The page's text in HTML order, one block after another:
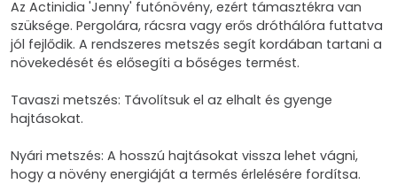
Az Actinidia 'Jenny' futónövény, ezért támasztékra van
szüksége. Pergolára, rácsra vagy erős dróthálóra futtatva
jól fejlődik. A rendszeres metszés segít kordában tartani a
növekedését és elősegíti a bőséges termést.
Tavaszi metszés: Távolítsuk el az elhalt és gyenge
hajtásokat.
Nyári metszés: A hosszú hajtásokat vissza lehet vágni,
hogy a növény energiáját a termés érlelésére fordítsa.